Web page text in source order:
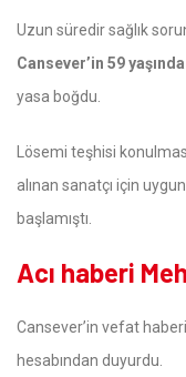
Uzun süredir sağlık
Cansever’in 59
yasa boğdu.
Lösemi teşhisi
alınan sanatçı için
başlamıştı.
Acı haberi
Cansever’in vefat
hesabından duyurdu.